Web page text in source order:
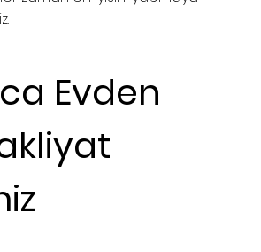
Evden